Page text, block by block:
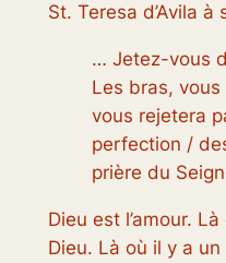
St. Teresa d’Avila à
… Jetez-vous
Les bras, vous
vous rejetera
perfection /
prière du
Dieu est l’amour.
Dieu. Là où il y a